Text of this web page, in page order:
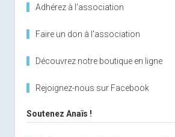
Adhérez à l'association
Faire un don à l'association
Découvrez notre boutique en ligne
Rejoignez-nous sur Facebook
Soutenez Anaïs !